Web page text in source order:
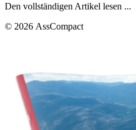
Den vollständigen Artikel lesen ...
© 2026 AssCompact